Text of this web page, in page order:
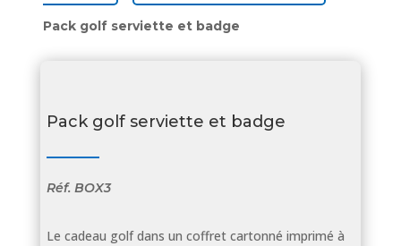
Pack golf serviette et badge
Pack golf serviette et badge
Réf. BOX3
Le cadeau golf dans un coffret cartonné imprimé à